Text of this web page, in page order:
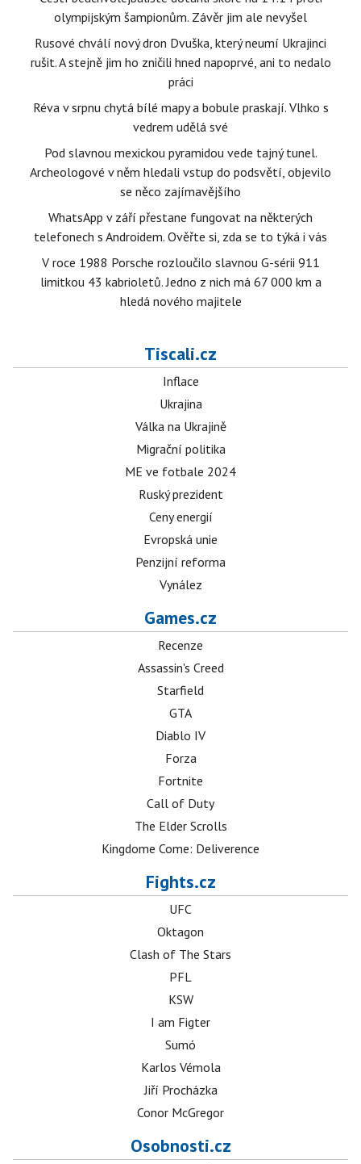
olympijským šampionům. Závěr jim ale nevyšel
Rusové chválí nový dron Dvuška, který neumí Ukrajinci
rušit. A stejně jim ho zničili hned napoprvé, ani to nedalo
práci
Réva v srpnu chytá bílé mapy a bobule praskají. Vlhko s
vedrem udělá své
Pod slavnou mexickou pyramidou vede tajný tunel.
Archeologové v něm hledali vstup do podsvětí, objevilo
se něco zajímavějšího
WhatsApp v září přestane fungovat na některých
telefonech s Androidem. Ověřte si, zda se to týká i vás
V roce 1988 Porsche rozloučilo slavnou G-sérii 911
limitkou 43 kabrioletů. Jedno z nich má 67 000 km a
hledá nového majitele
Tiscali.cz
Inflace
Ukrajina
Válka na Ukrajině
Migrační politika
ME ve fotbale 2024
Ruský prezident
Ceny energií
Evropská unie
Penzijní reforma
Vynález
Games.cz
Recenze
Assassin's Creed
Starfield
GTA
Diablo IV
Forza
Fortnite
Call of Duty
The Elder Scrolls
Kingdome Come: Deliverence
Fights.cz
UFC
Oktagon
Clash of The Stars
PFL
KSW
I am Figter
Sumó
Karlos Vémola
Jiří Procházka
Conor McGregor
Osobnosti.cz